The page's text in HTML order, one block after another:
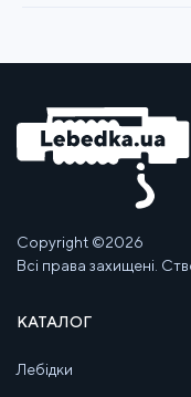
Copyright ©2026
Всі права захищені.
КАТАЛОГ
Лебідки